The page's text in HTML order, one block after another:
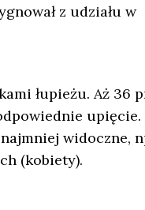
z udziału w
łupieżu. Aż 36
upięcie.
widoczne,
(kobiety).